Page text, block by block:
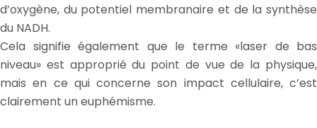
d’oxygène, du potentiel membranaire et de la synthèse
du NADH.
Cela signifie également que le terme «laser de bas
niveau» est approprié du point de vue de la physique,
mais en ce qui concerne son impact cellulaire, c’est
clairement un euphémisme.